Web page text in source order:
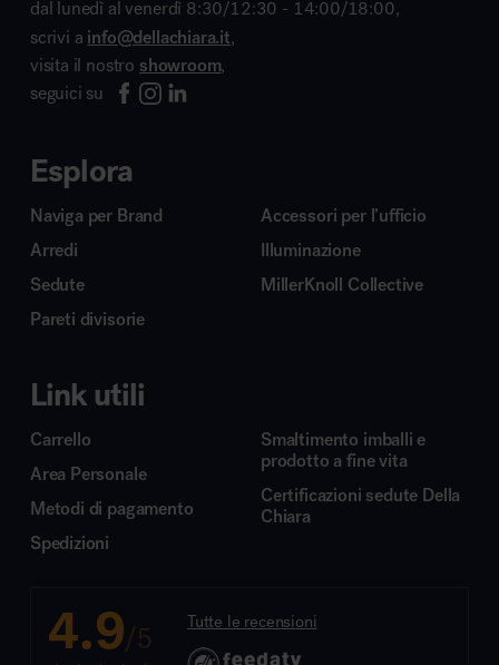
dal lunedì al venerdì 8:30/12:30 - 14:00/18:00,
scrivi a info@dellachiara.it,
visita il nostro showroom,
seguici su
Esplora
Naviga per Brand
Arredi
Sedute
Pareti divisorie
Accessori per l’ufficio
Illuminazione
MillerKnoll Collective
Link utili
Carrello
Area Personale
Metodi di pagamento
Spedizioni
Smaltimento imballi e
prodotto a fine vita
Certificazioni sedute Della
Chiara
4.9/5 Tutte le recensioni